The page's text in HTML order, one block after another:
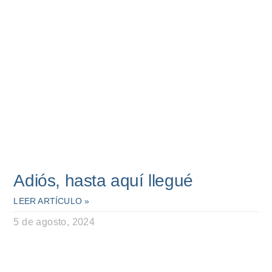
Adiós, hasta aquí llegué
LEER ARTÍCULO »
5 de agosto, 2024